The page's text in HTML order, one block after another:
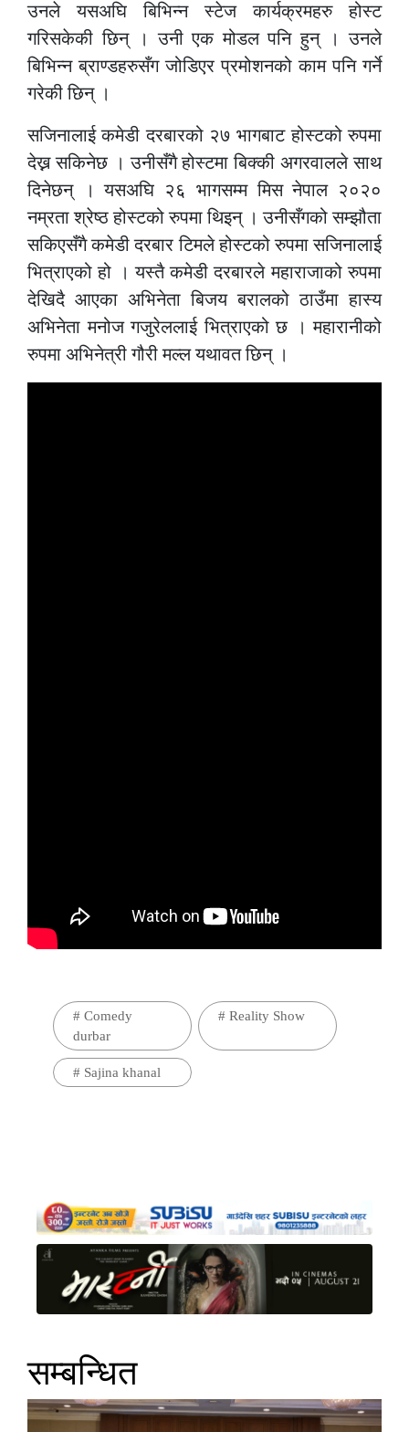
उनले यसअघि बिभिन्न स्टेज कार्यक्रमहरु होस्ट
गरिसकेकी छिन् । उनी एक मोडल पनि हुन् । उनले
बिभिन्न ब्राण्डहरुसँग जोडिएर प्रमोशनको काम पनि गर्ने
गरेकी छिन् ।
सजिनालाई कमेडी दरबारको २७ भागबाट होस्टको रुपमा
देख्न सकिनेछ । उनीसँगै होस्टमा बिक्की अगरवालले साथ
दिनेछन् । यसअघि २६ भागसम्म मिस नेपाल २०२०
नम्रता श्रेष्ठ होस्टको रुपमा थिइन् । उनीसँगको सम्झौता
सकिएसँगै कमेडी दरबार टिमले होस्टको रुपमा सजिनालाई
भित्राएको हो । यस्तै कमेडी दरबारले महाराजाको रुपमा
देखिदै आएका अभिनेता बिजय बरालको ठाउँमा हास्य
अभिनेता मनोज गजुरेललाई भित्राएको छ । महारानीको
रुपमा अभिनेत्री गौरी मल्ल यथावत छिन् ।
# Comedy
durbar
# Reality Show
# Sajina khanal
सम्बन्धित